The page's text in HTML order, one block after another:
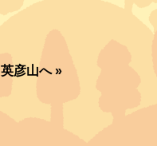
英彦山へ»